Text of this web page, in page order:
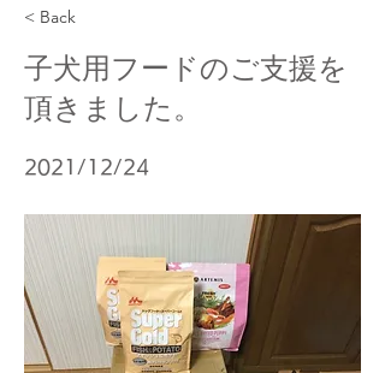
< Back
子犬用フードのご支援を
頂きました。
2021/12/24